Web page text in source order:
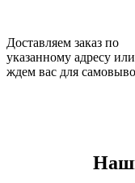
Доставляем заказ по
указанному адресу или
ждем вас для